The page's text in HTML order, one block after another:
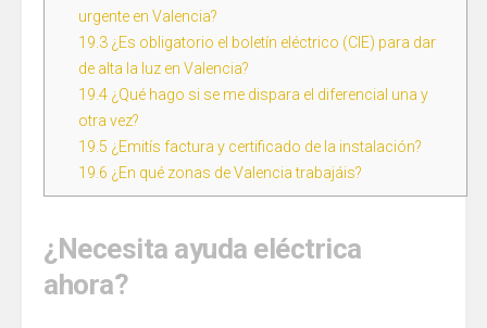
urgente en Valencia?
19.3 ¿Es obligatorio el boletín eléctrico (CIE) para dar
de alta la luz en Valencia?
19.4 ¿Qué hago si se me dispara el diferencial una y
otra vez?
19.5 ¿Emitís factura y certificado de la instalación?
19.6 ¿En qué zonas de Valencia trabajáis?
¿Necesita ayuda eléctrica
ahora?